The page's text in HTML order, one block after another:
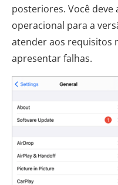
posteriores. Você deve
operacional para a
atender aos requisitos
apresentar falhas.